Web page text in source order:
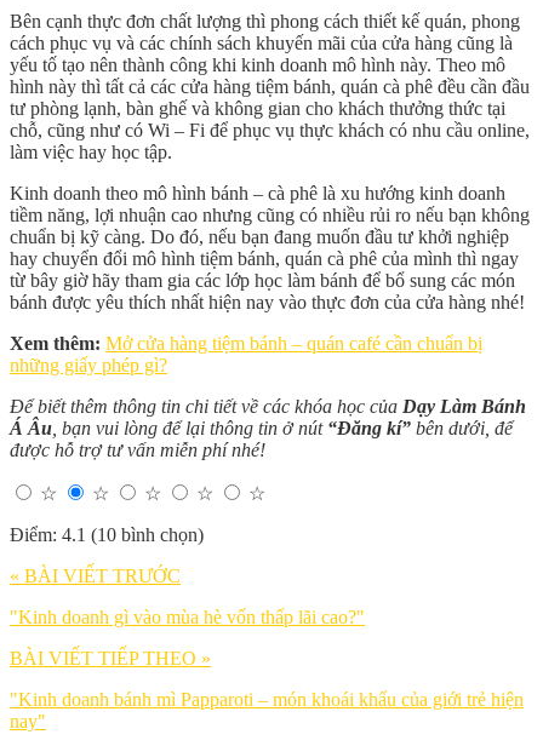
Bên cạnh thực đơn chất lượng thì phong cách thiết kế quán, phong
cách phục vụ và các chính sách khuyến mãi của cửa hàng cũng là
yếu tố tạo nên thành công khi kinh doanh mô hình này. Theo mô
hình này thì tất cả các cửa hàng tiệm bánh, quán cà phê đều cần đầu
tư phòng lạnh, bàn ghế và không gian cho khách thưởng thức tại
chỗ, cũng như có Wi – Fi để phục vụ thực khách có nhu cầu online,
làm việc hay học tập.
Kinh doanh theo mô hình bánh – cà phê là xu hướng kinh doanh
tiềm năng, lợi nhuận cao nhưng cũng có nhiều rủi ro nếu bạn không
chuẩn bị kỹ càng. Do đó, nếu bạn đang muốn đầu tư khởi nghiệp
hay chuyển đổi mô hình tiệm bánh, quán cà phê của mình thì ngay
từ bây giờ hãy tham gia các lớp học làm bánh để bổ sung các món
bánh được yêu thích nhất hiện nay vào thực đơn của cửa hàng nhé!
Xem thêm: Mở cửa hàng tiệm bánh – quán café cần chuẩn bị
những giấy phép gì?
Để biết thêm thông tin chi tiết về các khóa học của Dạy Làm Bánh
Á Âu, bạn vui lòng để lại thông tin ở nút “Đăng kí” bên dưới, để
được hỗ trợ tư vấn miễn phí nhé!
☆ ☆ ☆ ☆
☆
Điểm: 4.1 (10 bình chọn)
« BÀI VIẾT TRƯỚC
"Kinh doanh gì vào mùa hè vốn thấp lãi cao?"
BÀI VIẾT TIẾP THEO »
"Kinh doanh bánh mì Papparoti – món khoái khẩu của giới trẻ hiện
nay"